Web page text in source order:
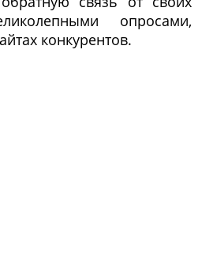
опросами,
конкурентов.